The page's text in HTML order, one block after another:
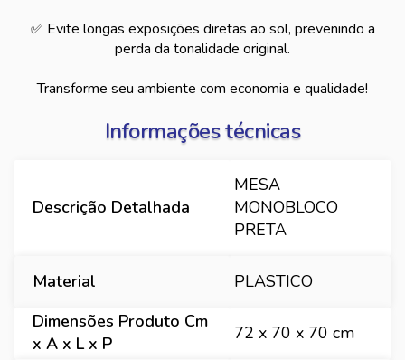
✅ Evite longas exposições diretas ao sol, prevenindo a
perda da tonalidade original.
Transforme seu ambiente com economia e qualidade!
Informações técnicas
Descrição Detalhada
MESA
MONOBLOCO
PRETA
Material
PLASTICO
Dimensões Produto Cm
x A x L x P
72 x 70 x 70 cm